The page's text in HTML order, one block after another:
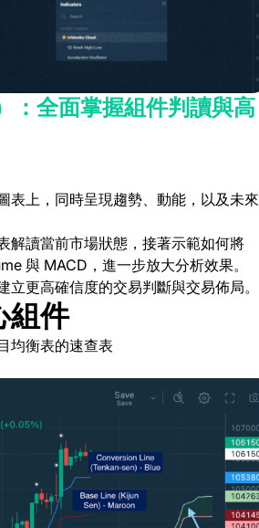
：全面掌握組件判讀與高
表上，同時呈現趨勢、動能，以及未來
解讀當前市場狀態，接著示範如何將
與 MACD，進一步放大分析效果。
更高確信度的交易判斷與交易佈局。
組件
均衡表的速查表